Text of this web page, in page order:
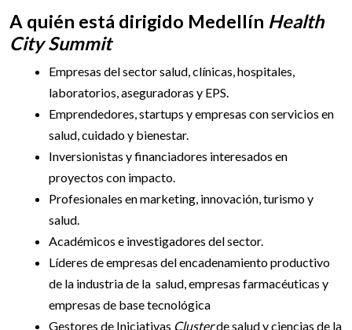
A quién está dirigido Medellín Health
City Summit
Empresas del sector salud, clínicas, hospitales,
laboratorios, aseguradoras y EPS.
Emprendedores, startups y empresas con servicios en
salud, cuidado y bienestar.
Inversionistas y financiadores interesados en
proyectos con impacto.
Profesionales en marketing, innovación, turismo y
salud.
Académicos e investigadores del sector.
Líderes de empresas del encadenamiento productivo
de la industria de la salud, empresas farmacéuticas y
empresas de base tecnológica
Gestores de Iniciativas Clusterde salud y ciencias de la